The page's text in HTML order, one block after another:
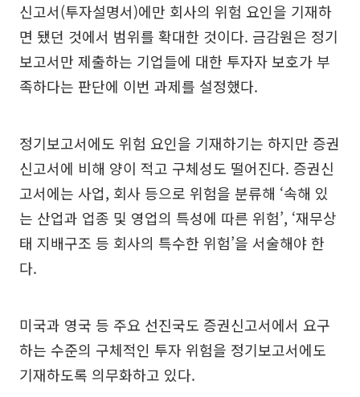
신고서(투자설명서)에만 회사의 위험 요인을 기재하
면 됐던 것에서 범위를 확대한 것이다. 금감원은 정기
보고서만 제출하는 기업들에 대한 투자자 보호가 부
족하다는 판단에 이번 과제를 설정했다.
정기보고서에도 위험 요인을 기재하기는 하지만 증권
신고서에 비해 양이 적고 구체성도 떨어진다. 증권신
고서에는 사업, 회사 등으로 위험을 분류해 ‘속해 있
는 산업과 업종 및 영업의 특성에 따른 위험’, ‘재무상
태 지배구조 등 회사의 특수한 위험’을 서술해야 한
다.
미국과 영국 등 주요 선진국도 증권신고서에서 요구
하는 수준의 구체적인 투자 위험을 정기보고서에도
기재하도록 의무화하고 있다.